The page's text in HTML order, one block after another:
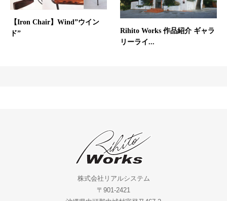
【Iron Chair】Wind”ウイン
ド”
Rihito Works 作品紹介 ギャラ
リーライ...
株式会社リアルシステム
〒901-2421